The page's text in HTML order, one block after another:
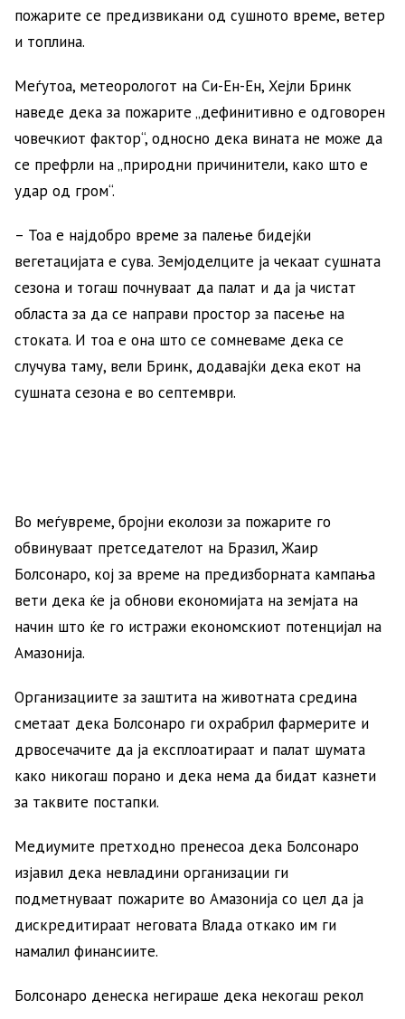
пожарите се предизвикани од сушното време, ветер
и топлина.
Меѓутоа, метеорологот на Си-Ен-Ен, Хејли Бринк
наведе дека за пожарите „дефинитивно е одговорен
човечкиот фактор“, односно дека вината не може да
се префрли на „природни причинители, како што е
удар од гром“.
– Тоа е најдобро време за палење бидејќи
вегетацијата е сува. Земјоделците ја чекаат сушната
сезона и тогаш почнуваат да палат и да ја чистат
областа за да се направи простор за пасење на
стоката. И тоа е она што се сомневаме дека се
случува таму, вели Бринк, додавајќи дека екот на
сушната сезона е во септември.
Во меѓувреме, бројни еколози за пожарите го
обвинуваат претседателот на Бразил, Жаир
Болсонаро, кој за време на предизборната кампања
вети дека ќе ја обнови економијата на земјата на
начин што ќе го истражи економскиот потенцијал на
Амазонија.
Организациите за заштита на животната средина
сметаат дека Болсонаро ги охрабрил фармерите и
дрвосечачите да ја експлоатираат и палат шумата
како никогаш порано и дека нема да бидат казнети
за таквите постапки.
Медиумите претходно пренесоа дека Болсонаро
изјавил дека невладини организации ги
подметнуваат пожарите во Амазонија со цел да ја
дискредитираат неговата Влада откако им ги
намалил финансиите.
Болсонаро денеска негираше дека некогаш рекол